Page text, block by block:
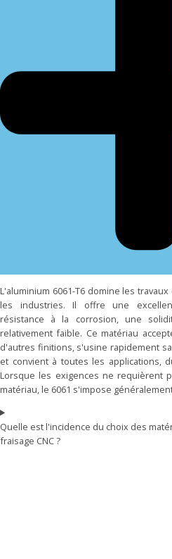
L'aluminium 6061-T6 domine les
les industries. Il offre une
résistance à la corrosion, une
relativement faible. Ce matériau
d'autres finitions, s'usine rapidement
et convient à toutes les applications,
Lorsque les exigences ne requièrent
matériau, le 6061 s'impose
Quelle est l'incidence du choix des
fraisage CNC ?